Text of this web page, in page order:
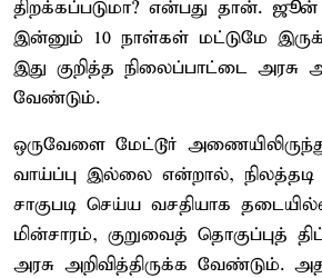
திறக்கப்படுமா? என்பது தான்.
இன்னும் 10 நாள்கள் மட்டுமே
இது குறித்த நிலைப்பாட்டை அரசு
வேண்டும்.
ஒருவேளை மேட்டூர்
வாய்ப்பு இல்லை என்றால், நிலத்தடி
சாகுபடி செய்ய வசதியாக
மின்சாரம், குறுவைத் தொகுப்புத்
அரசு அறிவித்திருக்க வேண்டும்.